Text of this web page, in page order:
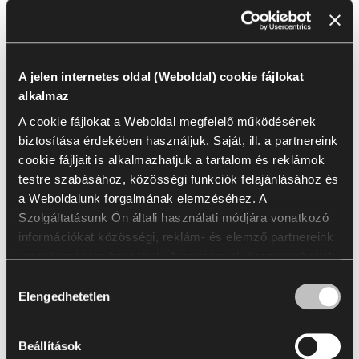
A jelen internetes oldal (Weboldal) cookie fájlokat
alkalmaz
A cookie fájlokat a Weboldal megfelelő működésének
biztosítása érdekében használjuk. Saját, ill. a partnereink
cookie fájljait is alkalmazhatjuk a tartalom és reklámok
testre szabásához, közösségi funkciók felajánlásához és
a Weboldalunk forgalmának elemzéséhez. A
Szolgáltatásunk Ön általi használati módjára vonatkozó
információkat közösségi, reklám- és elemző partnereink
rendelkezésére bocsátjuk. A partnereink összevonhatják
szolgáltatásaik igénybevétele során szerzett egyéb
adatokkal. A statisztikai, marketing és a felhasználói
preferenciákra vonatkozó cookie fájlok használatához az
Ön hozzájárulása szükséges, amit az „Összes
kiválasztása
Elengedhetetlen
Beállítások
Név
Bondai
Bondai | BN
Az összes kijelölése (14 ) Kijelölés törlése
BN6003